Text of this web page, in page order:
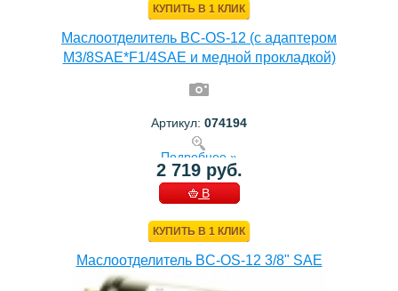
КУПИТЬ В 1 КЛИК
Маслоотделитель BC-OS-12 (с адаптером
M3/8SAE*F1/4SAE и медной прокладкой)
Артикул: 074194
Подробнее »
2 719 руб.
В
КУПИТЬ В 1 КЛИК
Маслоотделитель BC-OS-12 3/8" SAE